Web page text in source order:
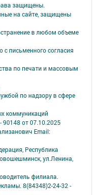
защищены.
на сайте, защищены
в любом объеме
письменного согласия
по печати и массовым
по надзору в сфере
коммуникаций
от 07.10.2025
Email:
Республика
ул.Ленина,
филиала.
8(84348)2-24-32 -